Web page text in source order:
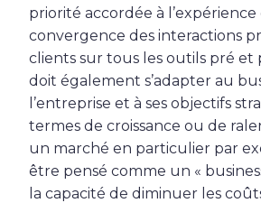
priorité accordée à
convergence des interactions
clients sur tous les outils pré et
doit également s’adapter au
l’entreprise et à ses objectifs
termes de croissance ou de
un marché en particulier par
être pensé comme un «
la capacité de diminuer les